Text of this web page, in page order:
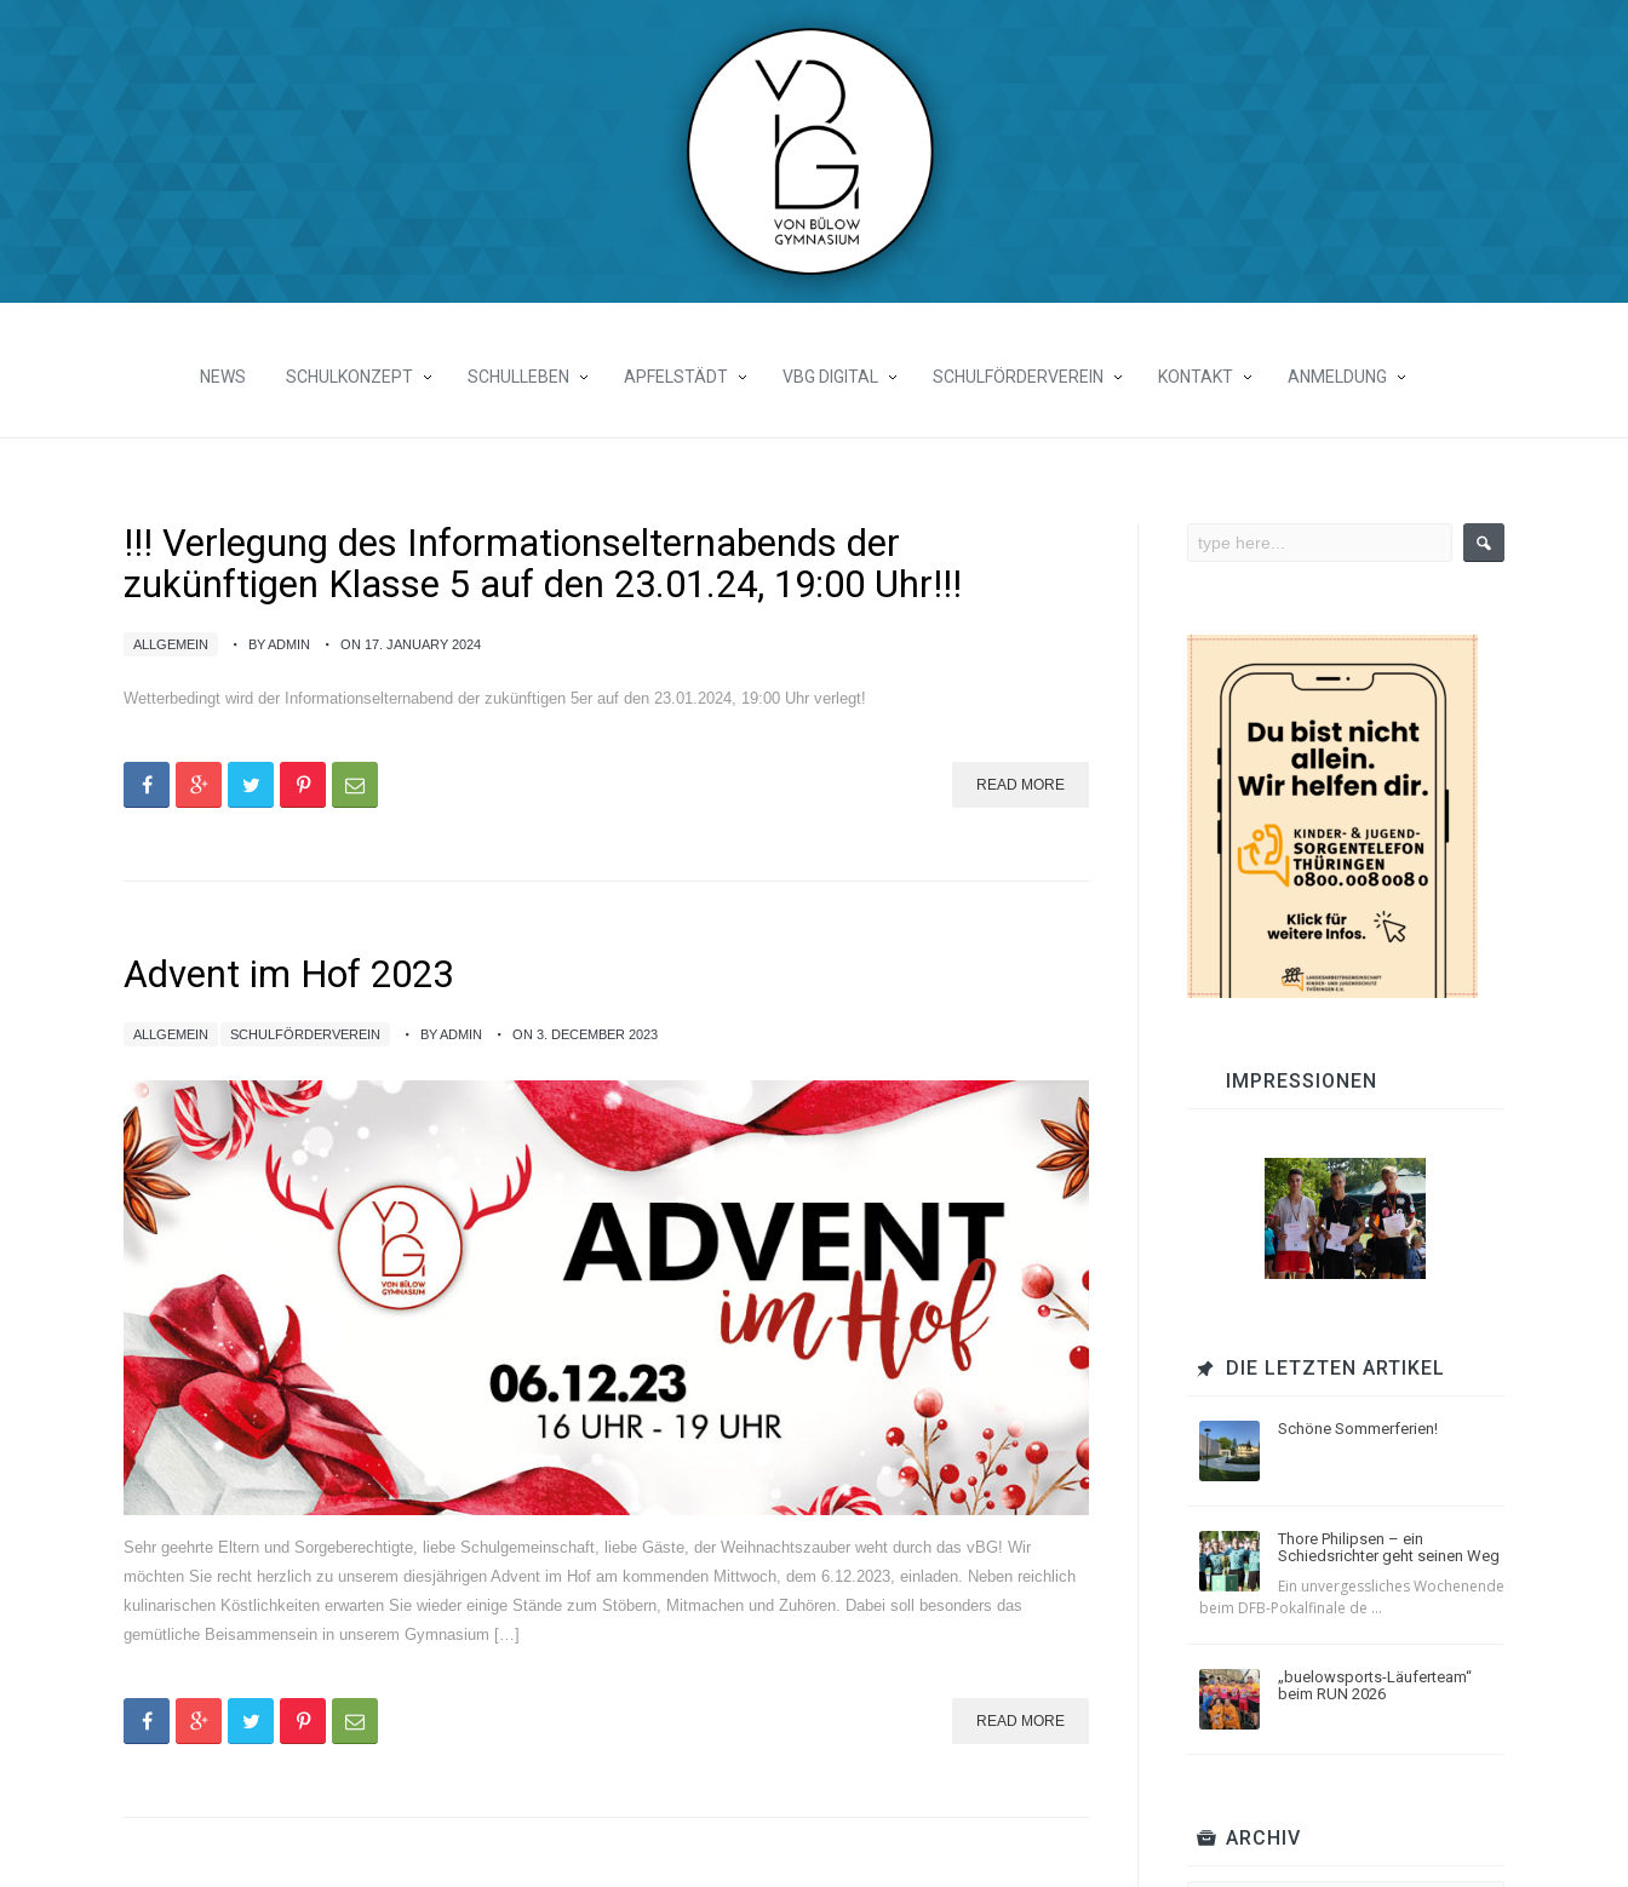
NEWS SCHULKONZEPT SCHULLEBEN APFELSTÄDT VBG DIGITAL SCHULFÖRDERVEREIN KONTAKT ANMELDUNG
!!! Verlegung des Informationselternabends der
zukünftigen Klasse 5 auf den 23.01.24, 19:00 Uhr!!!
ALLGEMEIN BY ADMIN ON 17. JANUARY 2024
Wetterbedingt wird der Informationselternabend der zukünftigen 5er auf den 23.01.2024, 19:00 Uhr verlegt!
READ MORE
Advent im Hof 2023
ALLGEMEIN SCHULFÖRDERVEREIN BY ADMIN ON 3. DECEMBER 2023
Sehr geehrte Eltern und Sorgeberechtigte, liebe Schulgemeinschaft, liebe Gäste, der Weihnachtszauber weht durch das vBG! Wir
möchten Sie recht herzlich zu unserem diesjährigen Advent im Hof am kommenden Mittwoch, dem 6.12.2023, einladen. Neben reichlich
kulinarischen Köstlichkeiten erwarten Sie wieder einige Stände zum Stöbern, Mitmachen und Zuhören. Dabei soll besonders das
gemütliche Beisammensein in unserem Gymnasium […]
READ MORE
IMPRESSIONEN
DIE LETZTEN ARTIKEL
Schöne Sommerferien!
Thore Philipsen – ein
Schiedsrichter geht seinen Weg
Ein unvergessliches Wochenende
beim DFB-Pokalfinale de ...
„buelowsports-Läuferteam“
beim RUN 2026
ARCHIV